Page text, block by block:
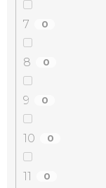
7 0
8 0
9 0
10 0
11 0